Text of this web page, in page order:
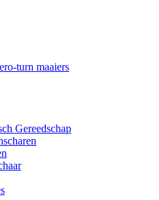
turn maaiers
Gereedschap